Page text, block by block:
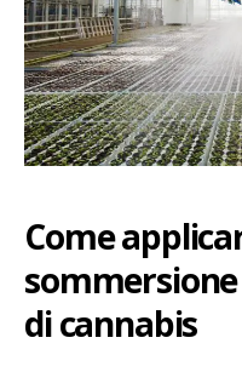
Come
sommersione
di cannabis